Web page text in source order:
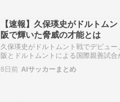
【速報】久保瑛史がドルトム
阪で輝いた脅威の才能とは
久保瑛史がドルトムント戦でデビュ
阪とドルトムントによる国際親善試
る久保
8日前 AIサッカーまとめ